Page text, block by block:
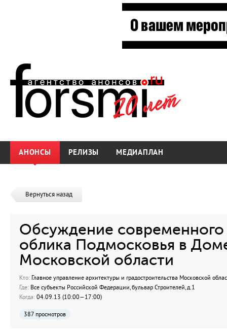
АНОНСЫ РЕЛИЗЫ МЕДИАПЛАН
Вернуться назад
Обсуждение современного
облика Подмосковья в
Московской области
Кто: Главное управление архитектуры и градостроительства Московской
Где: Все субъекты Российской Федерации, бульвар Строителей, д.1
Когда: 04.09.13 (10:00—17:00)
387 просмотров